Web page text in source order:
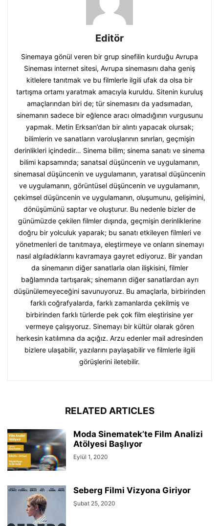
Editör
Sinemaya gönül veren bir grup sinefilin kurduğu Avrupa
Sineması internet sitesi, Avrupa sinemasını daha geniş
kitlelere tanıtmak ve bu filmlerle ilgili ufak da olsa bir
tartışma ortamı yaratmak amacıyla kuruldu. Sitenin kuruluş
amaçlarından biri de; tür sinemasını da yadsımadan,
sinemanın sadece bir eğlence aracı olmadığının vurgusunu
yapmak. Metin Erksan’dan bir alıntı yapacak olursak;
bilimlerin ve sanatların varoluşlarının sınırları, geçmişin
derinlikleri içindedir… Sinema bilim; sinema sanatı ve sinema
bilimi kapsamında; sanatsal düşüncenin ve uygulamanın,
sinemasal düşüncenin ve uygulamanın, yaratısal düşüncenin
ve uygulamanın, görüntüsel düşüncenin ve uygulamanın,
çekimsel düşüncenin ve uygulamanın, oluşumunu, gelişimini,
dönüşümünü saptar ve oluşturur. Bu nedenle bizler de
günümüzde çekilen filmler dışında, geçmişin derinliklerine
doğru bir yolculuk yaparak; bu sanatı etkileyen filmleri ve
yönetmenleri de tanıtmaya, eleştirmeye ve onların sinemayı
nasıl algıladıklarını kavramaya gayret ediyoruz. Bir yandan
da sinemanın diğer sanatlarla olan ilişkisini, filmler
bağlamında tartışarak; sinemanın diğer sanatlardan ayrı
düşünülemeyeceğini savunuyoruz. Bu amaçlarla, birbirinden
farklı coğrafyalarda, farklı zamanlarda çekilmiş ve
birbirinden farklı türlerde pek çok film eleştirisine yer
vermeye çalışıyoruz. Sinemayı bir kültür olarak gören
herkesin katılımına da açığız. Arzu edenler mail adresinden
bizlere ulaşabilir, yazılarını paylaşabilir ve filmlerle ilgili
görüşlerini iletebilir.
RELATED ARTICLES
Moda Sinematek’te Film Analizi
Atölyesi Başlıyor
Eylül 1, 2020
Seberg Filmi Vizyona Giriyor
Şubat 25, 2020